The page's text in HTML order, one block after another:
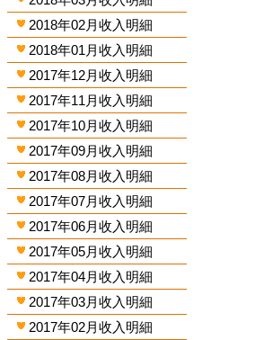
2018年02月收入明細
2018年01月收入明細
2017年12月收入明細
2017年11月收入明細
2017年10月收入明細
2017年09月收入明細
2017年08月收入明細
2017年07月收入明細
2017年06月收入明細
2017年05月收入明細
2017年04月收入明細
2017年03月收入明細
2017年02月收入明細